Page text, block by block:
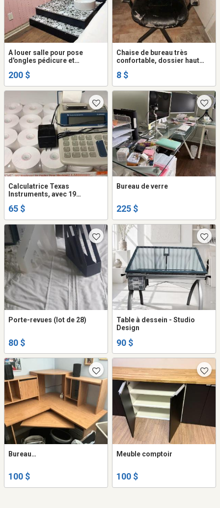
A louer salle pour pose
d'ongles pédicure et
200 $
Chaise de bureau très
confortable, dossier haut
8 $
Calculatrice Texas
Instruments, avec 19
machine additionner
65 $
Bureau de verre
225 $
Porte-revues (lot de 28)
80 $
Table à dessein - Studio
Design
90 $
Bureau…
100 $
Meuble comptoir
100 $